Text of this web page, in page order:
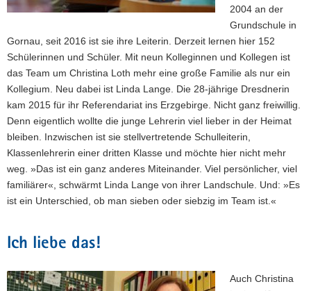
2004 an der
Grundschule in
Gornau, seit 2016 ist sie ihre Leiterin. Derzeit lernen hier 152
Schülerinnen und Schüler. Mit neun Kolleginnen und Kollegen ist
das Team um Christina Loth mehr eine große Familie als nur ein
Kollegium. Neu dabei ist Linda Lange. Die 28-jährige Dresdnerin
kam 2015 für ihr Referendariat ins Erzgebirge. Nicht ganz freiwillig.
Denn eigentlich wollte die junge Lehrerin viel lieber in der Heimat
bleiben. Inzwischen ist sie stellvertretende Schulleiterin,
Klassenlehrerin einer dritten Klasse und möchte hier nicht mehr
weg. »Das ist ein ganz anderes Miteinander. Viel persönlicher, viel
familiärer«, schwärmt Linda Lange von ihrer Landschule. Und: »Es
ist ein Unterschied, ob man sieben oder siebzig im Team ist.«
Ich liebe das!
Auch Christina